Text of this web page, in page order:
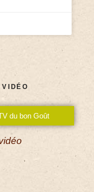
du bon Goût